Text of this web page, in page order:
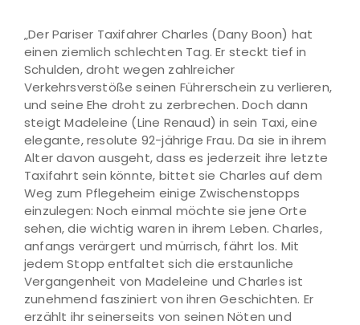
„Der Pariser Taxifahrer Charles (Dany Boon) hat
einen ziemlich schlechten Tag. Er steckt tief in
Schulden, droht wegen zahlreicher
Verkehrsverstöße seinen Führerschein zu verlieren,
und seine Ehe droht zu zerbrechen. Doch dann
steigt Madeleine (Line Renaud) in sein Taxi, eine
elegante, resolute 92-jährige Frau. Da sie in ihrem
Alter davon ausgeht, dass es jederzeit ihre letzte
Taxifahrt sein könnte, bittet sie Charles auf dem
Weg zum Pflegeheim einige Zwischenstopps
einzulegen: Noch einmal möchte sie jene Orte
sehen, die wichtig waren in ihrem Leben. Charles,
anfangs verärgert und mürrisch, fährt los. Mit
jedem Stopp entfaltet sich die erstaunliche
Vergangenheit von Madeleine und Charles ist
zunehmend fasziniert von ihren Geschichten. Er
erzählt ihr seinerseits von seinen Nöten und